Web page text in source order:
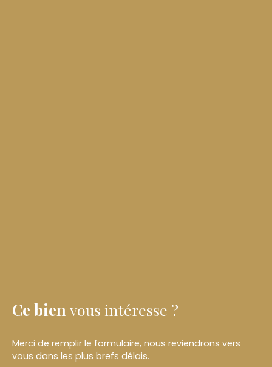
Ce bien vous intéresse ?
Merci de remplir le formulaire, nous reviendrons vers
vous dans les plus brefs délais.